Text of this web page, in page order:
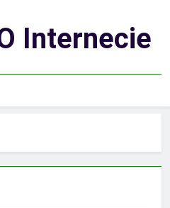
Internecie